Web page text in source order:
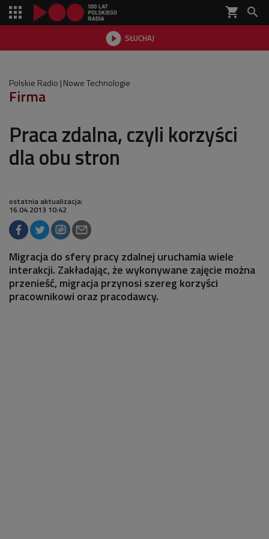
shopping_cart 
 SŁUCHAJ

Polskie Radio Nowe Technologie
Firma
Praca zdalna, czyli korzyści
dla obu stron
ostatnia aktualizacja:
16.04.2013 10:42
Migracja do sfery pracy zdalnej uruchamia wiele
interakcji. Zakładając, że wykonywane zajęcie można
przenieść, migracja przynosi szereg korzyści
pracownikowi oraz pracodawcy.